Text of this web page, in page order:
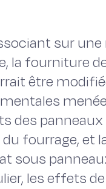
sur
la fourniture
être
des
fourrage, et
sous
les effets